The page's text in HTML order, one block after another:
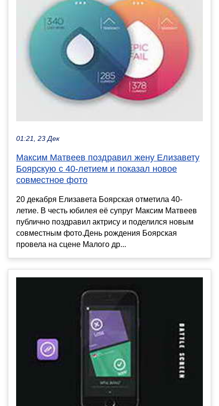
01:21, 23 Дек
Максим Матвеев поздравил жену Елизавету
Боярскую с 40-летием и показал новое
совместное фото
20 декабря Елизавета Боярская отметила 40-
летие. В честь юбилея её супруг Максим Матвеев
публично поздравил актрису и поделился новым
совместным фото.День рождения Боярская
провела на сцене Малого др...